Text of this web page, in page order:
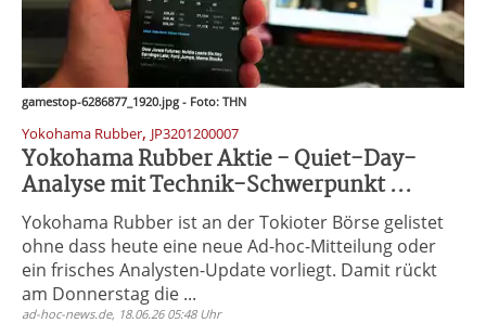
gamestop-6286877_1920.jpg - Foto: THN
Yokohama Rubber, JP3201200007
Yokohama Rubber Aktie - Quiet-Day-
Analyse mit Technik-Schwerpunkt ...
Yokohama Rubber ist an der Tokioter Börse gelistet
ohne dass heute eine neue Ad-hoc-Mitteilung oder
ein frisches Analysten-Update vorliegt. Damit rückt
am Donnerstag die ...
ad-hoc-news.de, 18.06.26 05:48 Uhr